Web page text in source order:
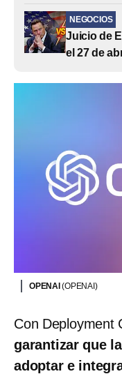
NEGOCIOS
Juicio de
el 27 de
OPENAI(OPENAI)
Con Deployment
garantizar que
adoptar e